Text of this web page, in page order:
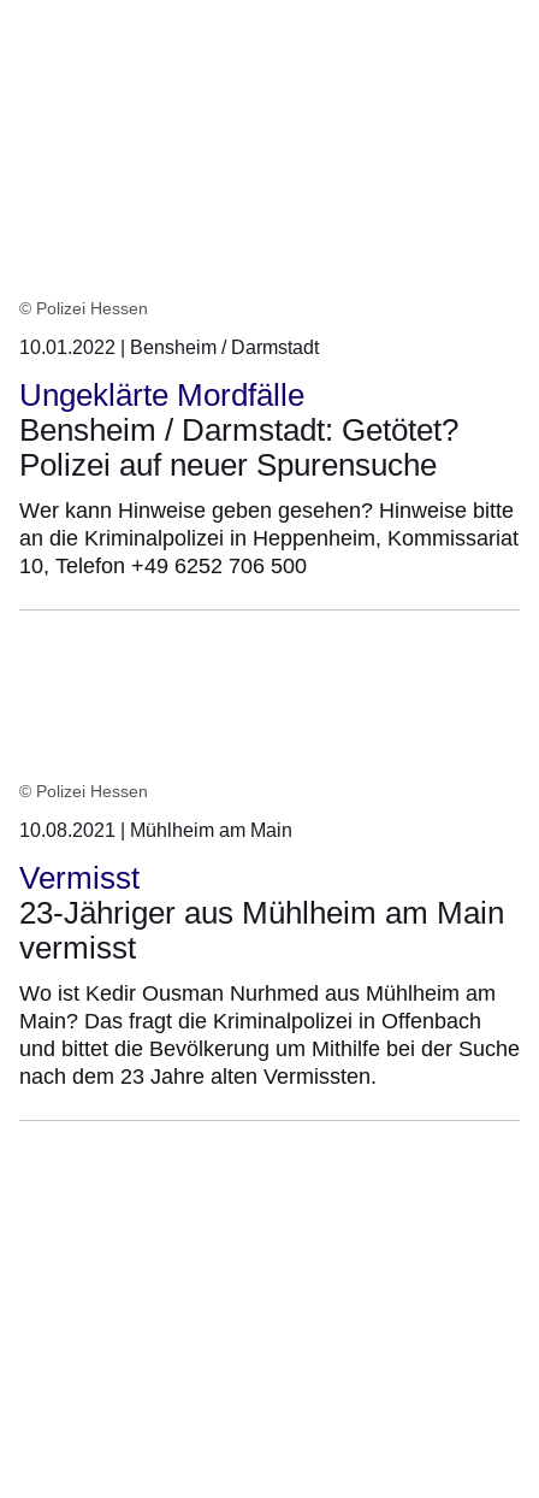
© Polizei Hessen
10.01.2022 | Bensheim / Darmstadt
Ungeklärte Mordfälle
Bensheim / Darmstadt: Getötet?
Polizei auf neuer Spurensuche
Wer kann Hinweise geben gesehen? Hinweise bitte
an die Kriminalpolizei in Heppenheim, Kommissariat
10, Telefon +49 6252 706 500
© Polizei Hessen
10.08.2021 | Mühlheim am Main
Vermisst
23-Jähriger aus Mühlheim am Main
vermisst
Wo ist Kedir Ousman Nurhmed aus Mühlheim am
Main? Das fragt die Kriminalpolizei in Offenbach
und bittet die Bevölkerung um Mithilfe bei der Suche
nach dem 23 Jahre alten Vermissten.